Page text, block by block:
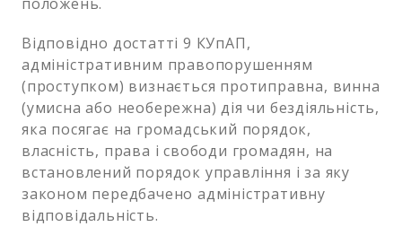
Відповідно достатті 9 КУпАП,
адміністративним правопорушенням
(проступком) визнається протиправна, винна
(умисна або необережна) дія чи бездіяльність,
яка посягає на громадський порядок,
власність, права і свободи громадян, на
встановлений порядок управління і за яку
законом передбачено адміністративну
відповідальність.